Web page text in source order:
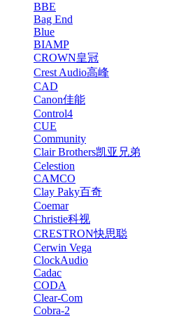
BBE
Bag End
Blue
BIAMP
CROWN皇冠
Crest Audio高峰
CAD
Canon佳能
Control4
CUE
Community
Clair Brothers凯亚兄弟
Celestion
CAMCO
Clay Paky百奇
Coemar
Christie科视
CRESTRON快思聪
Cerwin Vega
ClockAudio
Cadac
CODA
Clear-Com
Cobra-2